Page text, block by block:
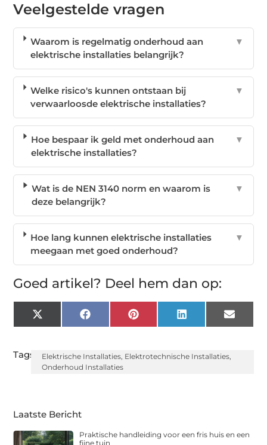
Veelgestelde vragen
Waarom is regelmatig onderhoud aan
elektrische installaties belangrijk?
▼
Welke risico's kunnen ontstaan bij
verwaarloosde elektrische installaties?
▼
Hoe bespaar ik geld met onderhoud aan
elektrische installaties?
▼
Wat is de NEN 3140 norm en waarom is
deze belangrijk?
▼
Hoe lang kunnen elektrische installaties
meegaan met goed onderhoud?
▼
Goed artikel? Deel hem dan op:
X
(Twitter)
FacebookPinterest LinkedIn Email
Tags: Elektrische Installaties, Elektrotechnische Installaties,
Onderhoud Installaties
Laatste Bericht
Praktische handleiding voor een fris huis en een
fijne tuin